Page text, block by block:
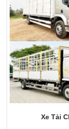
Xe Tải